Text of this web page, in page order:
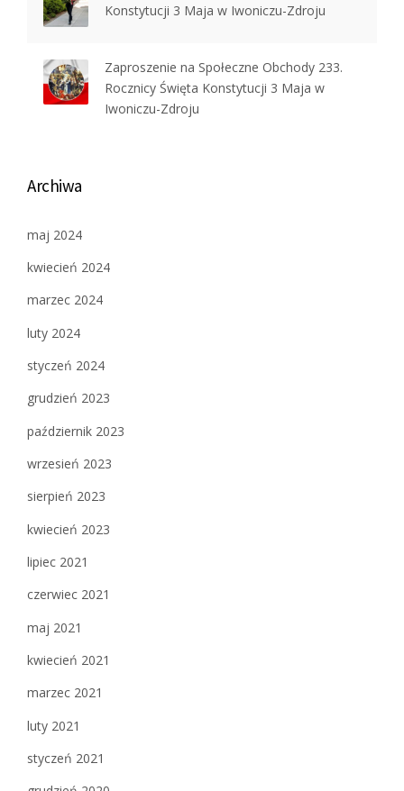
Konstytucji 3 Maja w Iwoniczu-Zdroju
Zaproszenie na Społeczne Obchody 233.
Rocznicy Święta Konstytucji 3 Maja w
Iwoniczu-Zdroju
Archiwa
maj 2024
kwiecień 2024
marzec 2024
luty 2024
styczeń 2024
grudzień 2023
październik 2023
wrzesień 2023
sierpień 2023
kwiecień 2023
lipiec 2021
czerwiec 2021
maj 2021
kwiecień 2021
marzec 2021
luty 2021
styczeń 2021